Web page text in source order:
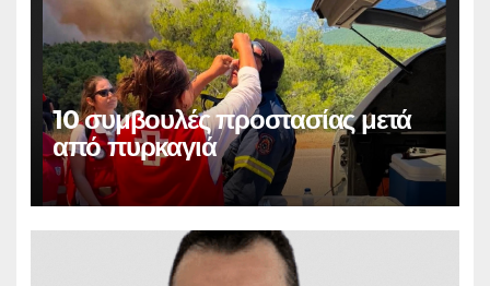
10 συμβουλές προστασίας μετά
από πυρκαγιά